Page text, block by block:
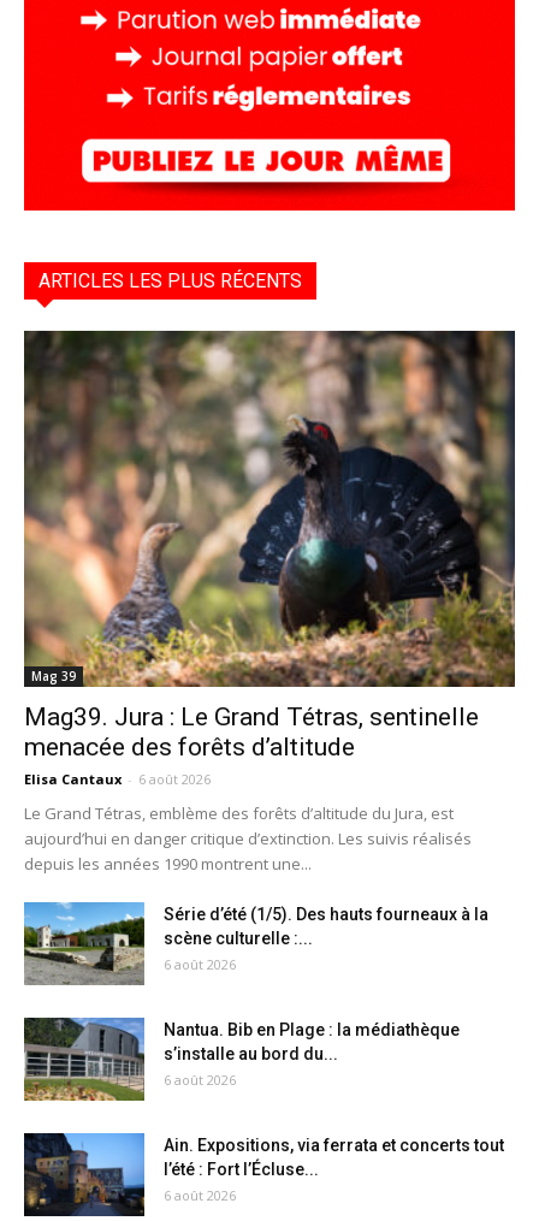
ARTICLES LES PLUS RÉCENTS
Mag 39
Mag39. Jura : Le Grand Tétras, sentinelle
menacée des forêts d’altitude
Elisa Cantaux - 6 août 2026
Le Grand Tétras, emblème des forêts d’altitude du Jura, est
aujourd’hui en danger critique d’extinction. Les suivis réalisés
depuis les années 1990 montrent une...
Série d’été (1/5). Des hauts fourneaux à la
scène culturelle :...
6 août 2026
Nantua. Bib en Plage : la médiathèque
s’installe au bord du...
6 août 2026
Ain. Expositions, via ferrata et concerts tout
l’été : Fort l’Écluse...
6 août 2026